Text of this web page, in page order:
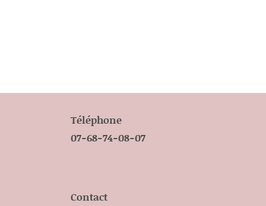
Téléphone
07-68-74-08-07
Contact